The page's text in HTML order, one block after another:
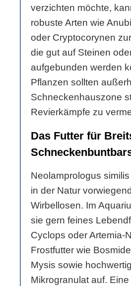
verzichten möchte,
robuste Arten wie
oder Cryptocorynen
die gut auf Steinen
aufgebunden werden
Pflanzen sollten
Schneckenhauszone
Revierkämpfe zu
Das Futter für
Neolamprologus
in der Natur
Wirbellosen. Im
sie gern feines
Cyclops oder Artemia-
Frostfutter wie
Mysis sowie
Mikrogranulat auf.